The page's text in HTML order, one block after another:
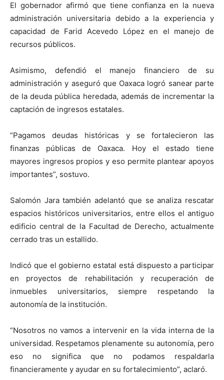
El gobernador afirmó que tiene confianza en la nueva
administración universitaria debido a la experiencia y
capacidad de Farid Acevedo López en el manejo de
recursos públicos.
Asimismo, defendió el manejo financiero de su
administración y aseguró que Oaxaca logró sanear parte
de la deuda pública heredada, además de incrementar la
captación de ingresos estatales.
“Pagamos deudas históricas y se fortalecieron las
finanzas públicas de Oaxaca. Hoy el estado tiene
mayores ingresos propios y eso permite plantear apoyos
importantes”, sostuvo.
Salomón Jara también adelantó que se analiza rescatar
espacios históricos universitarios, entre ellos el antiguo
edificio central de la Facultad de Derecho, actualmente
cerrado tras un estallido.
Indicó que el gobierno estatal está dispuesto a participar
en proyectos de rehabilitación y recuperación de
inmuebles universitarios, siempre respetando la
autonomía de la institución.
“Nosotros no vamos a intervenir en la vida interna de la
universidad. Respetamos plenamente su autonomía, pero
eso no significa que no podamos respaldarla
financieramente y ayudar en su fortalecimiento”, aclaró.